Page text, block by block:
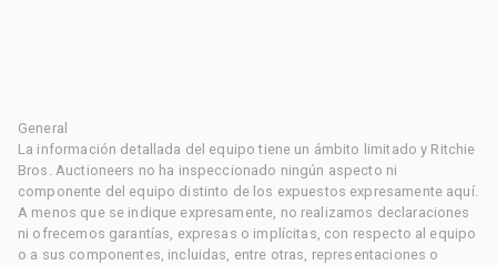
General
La información detallada del equipo tiene un ámbito limitado y Ritchie
Bros. Auctioneers no ha inspeccionado ningún aspecto ni
componente del equipo distinto de los expuestos expresamente aquí.
A menos que se indique expresamente, no realizamos declaraciones
ni ofrecemos garantías, expresas o implícitas, con respecto al equipo
o a sus componentes, incluidas, entre otras, representaciones o